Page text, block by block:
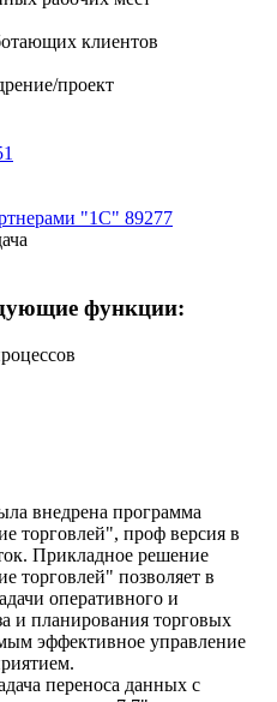
клиентов
проект
"1С" 89277
функции:
внедрена программа
торговлей", проф версия в
Прикладное решение
торговлей" позволяет в
оперативного и
и планирования торговых
эффективное управление
переноса данных с